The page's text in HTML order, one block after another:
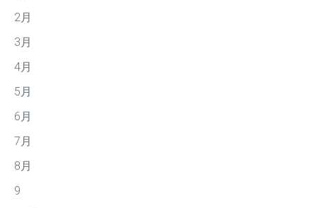
2月
3月
4月
5月
6月
7月
8月
9